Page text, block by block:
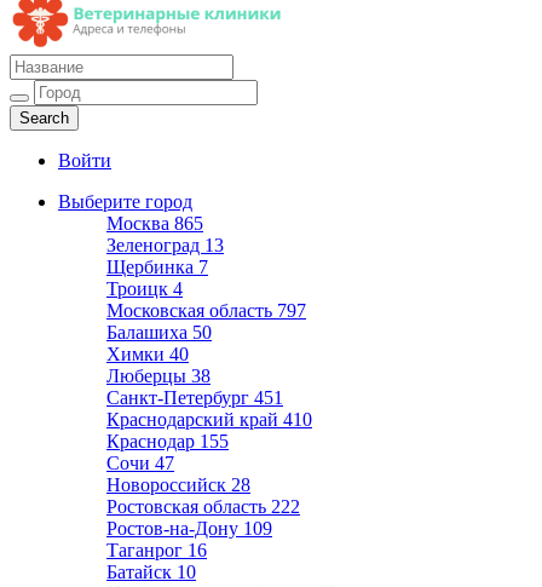
Ветеринарные клиники
Адреса и телефоны
Войти
Выберите город
Москва 865
Зеленоград 13
Щербинка 7
Троицк 4
Московская область 797
Балашиха 50
Химки 40
Люберцы 38
Санкт-Петербург 451
Краснодарский край 410
Краснодар 155
Сочи 47
Новороссийск 28
Ростовская область 222
Ростов-на-Дону 109
Таганрог 16
Батайск 10